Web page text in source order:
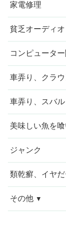
家電修理
貧乏オーディオ
コンピュータ
車弄り、クラ
車弄り、スバ
美味しい魚を
ジャンク
類乾癬、イヤだ
その他